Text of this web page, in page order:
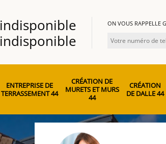
indisponible
indisponible
ON VOUS RAPPELLE
ENTREPRISE DE
TERRASSEMENT 44
CRÉATION DE
MURETS ET MURS
44
CRÉATION
DE DALLE 44